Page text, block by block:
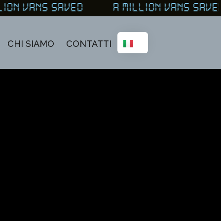
VANS SAVED A MILLION VANS
CHI SIAMO CONTATTI